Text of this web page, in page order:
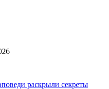
раскрыли секреты